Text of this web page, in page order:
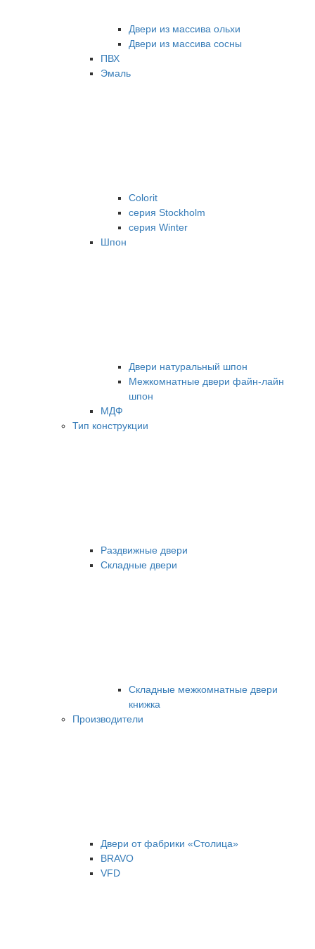
Двери из массива ольхи
Двери из массива сосны
ПВХ
Эмаль
Colorit
серия Stockholm
серия Winter
Шпон
Двери натуральный шпон
Межкомнатные двери файн-лайн
шпон
МДФ
Тип конструкции
Раздвижные двери
Складные двери
Складные межкомнатные двери
книжка
Производители
Двери от фабрики «Столица»
BRAVO
VFD